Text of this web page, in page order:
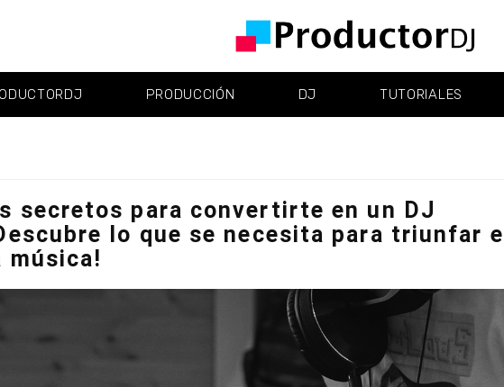
PRODUCCIÓN DJ TUTORIALES
secretos para convertirte en un DJ
lo que se necesita para triunfar
música!